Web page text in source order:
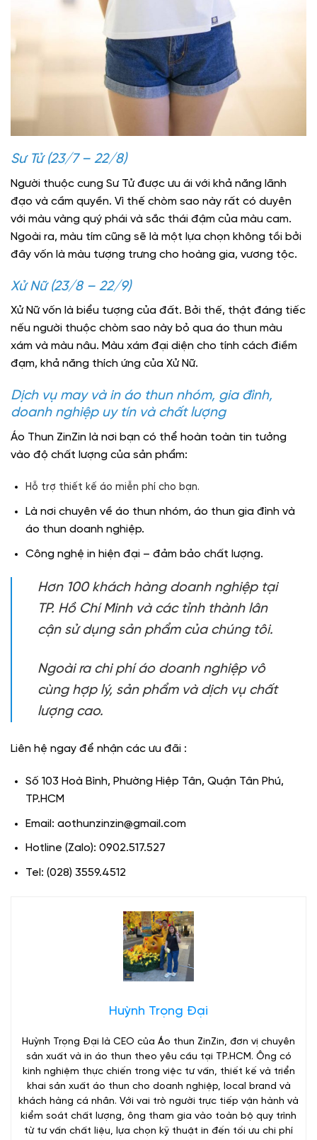
Sư Tử (23/7 – 22/8)
Người thuộc cung Sư Tử được ưu ái với khả năng lãnh
đạo và cầm quyền. Vì thế chòm sao này rất có duyên
với màu vàng quý phái và sắc thái đậm của màu cam.
Ngoài ra, màu tím cũng sẽ là một lựa chọn không tồi bởi
đây vốn là màu tượng trưng cho hoàng gia, vương tộc.
Xử Nữ (23/8 – 22/9)
Xử Nữ vốn là biểu tượng của đất. Bởi thế, thật đáng tiếc
nếu người thuộc chòm sao này bỏ qua áo thun màu
xám và màu nâu. Màu xám đại diện cho tính cách điềm
đạm, khả năng thích ứng của Xử Nữ.
Dịch vụ may và in áo thun nhóm, gia đình,
doanh nghiệp uy tín và chất lượng
Áo Thun ZinZin là nơi bạn có thể hoàn toàn tin tưởng
vào độ chất lượng của sản phẩm:
Hỗ trợ thiết kế áo miễn phí cho bạn.
Là nơi chuyên về áo thun nhóm, áo thun gia đình và
áo thun doanh nghiệp.
Công nghệ in hiện đại – đảm bảo chất lượng.
Hơn 100 khách hàng doanh nghiệp tại
TP. Hồ Chí Minh và các tỉnh thành lân
cận sử dụng sản phẩm của chúng tôi.
Ngoài ra chi phí áo doanh nghiệp vô
cùng hợp lý, sản phẩm và dịch vụ chất
lượng cao.
Liên hệ ngay để nhận các ưu đãi :
Số 103 Hoà Bình, Phường Hiệp Tân, Quận Tân Phú,
TP.HCM
Email: aothunzinzin@gmail.com
Hotline (Zalo): 0902.517.527
Tel: (028) 3559.4512
Huỳnh Trọng Đại
Huỳnh Trọng Đại là CEO của Áo thun ZinZin, đơn vị chuyên
sản xuất và in áo thun theo yêu cầu tại TP.HCM. Ông có
kinh nghiệm thực chiến trong việc tư vấn, thiết kế và triển
khai sản xuất áo thun cho doanh nghiệp, local brand và
khách hàng cá nhân. Với vai trò người trực tiếp vận hành và
kiểm soát chất lượng, ông tham gia vào toàn bộ quy trình
từ tư vấn chất liệu, lựa chọn kỹ thuật in đến tối ưu chi phí